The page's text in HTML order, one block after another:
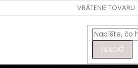
VRÁTENIE TOVARU
HĽADAŤ